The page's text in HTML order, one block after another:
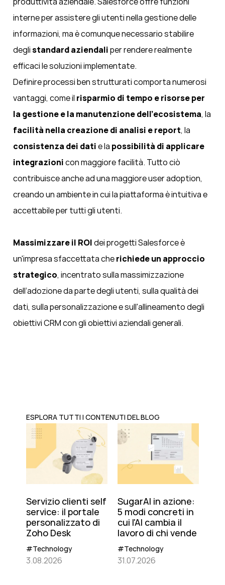
interne per assistere gli utenti nella gestione delle
informazioni, ma è comunque necessario stabilire
deglistandard aziendaliper rendere realmente
efficaci le soluzioni implementate.
Definire processi ben strutturati comporta numerosi
vantaggi, come il risparmio di tempo e risorse per
la gestione e la manutenzione dell'ecosistema, la
facilità nella creazione di analisi e report, la
consistenza dei datie la possibilità di applicare
integrazionicon maggiore facilità. Tutto ciò
contribuisce anche ad una maggiore user adoption,
creando un ambiente in cui la piattaforma è intuitiva e
accettabile per tutti gli utenti.
Massimizzare il ROIdei progetti Salesforce è
un'impresa sfaccettata cherichiede un approccio
strategico, incentrato sulla massimizzazione
dell’adozione da parte degli utenti, sulla qualità dei
dati, sulla personalizzazione e sull'allineamento degli
obiettivi CRM con gli obiettivi aziendali generali.
ESPLORA TUTTI I CONTENUTI DEL BLOG
Servizio clienti self
service: il portale
personalizzato di
Zoho Desk
#Technology
3.08.2026
SugarAI in azione:
5 modi concreti in
cui l'AI cambia il
lavoro di chi vende
#Technology
31.07.2026